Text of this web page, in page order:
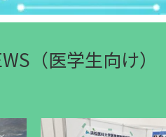
（医学生向け）